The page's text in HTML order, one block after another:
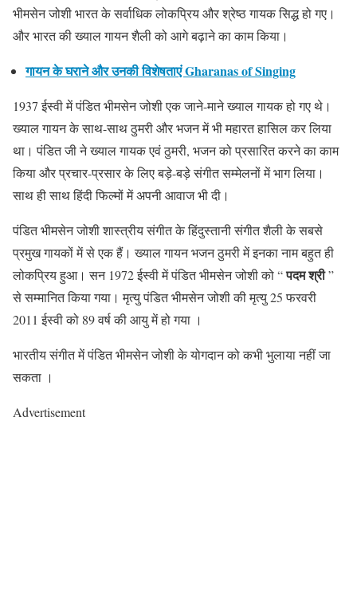
भीमसेन जोशी भारत के सर्वाधिक लोकप्रिय और श्रेष्ठ गायक सिद्ध हो गए।
और भारत की ख्याल गायन शैली को आगे बढ़ाने का काम किया।
गायन के घराने और उनकी विशेषताएं Gharanas of Singing
1937 ईस्वी में पंडित भीमसेन जोशी एक जाने-माने ख्याल गायक हो गए थे।
ख्याल गायन के साथ-साथ ठुमरी और भजन में भी महारत हासिल कर लिया
था। पंडित जी ने ख्याल गायक एवं ठुमरी, भजन को प्रसारित करने का काम
किया और प्रचार-प्रसार के लिए बड़े-बड़े संगीत सम्मेलनों में भाग लिया।
साथ ही साथ हिंदी फिल्मों में अपनी आवाज भी दी।
पंडित भीमसेन जोशी शास्त्रीय संगीत के हिंदुस्तानी संगीत शैली के सबसे
प्रमुख गायकों में से एक हैं। ख्याल गायन भजन ठुमरी में इनका नाम बहुत ही
लोकप्रिय हुआ। सन 1972 ईस्वी में पंडित भीमसेन जोशी को “पदम श्री”
से सम्मानित किया गया। मृत्यु पंडित भीमसेन जोशी की मृत्यु 25 फरवरी
2011 ईस्वी को 89 वर्ष की आयु में हो गया ।
भारतीय संगीत में पंडित भीमसेन जोशी के योगदान को कभी भुलाया नहीं जा
सकता ।
Advertisement